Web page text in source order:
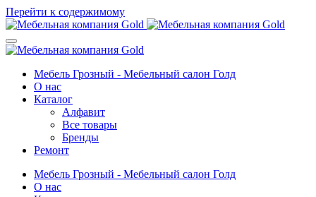
Перейти к содержимому
Мебель Грозный - Мебельный салон Голд
О нас
Каталог
Алфавит
Все товары
Бренды
Ремонт
Мебель Грозный - Мебельный салон Голд
О нас